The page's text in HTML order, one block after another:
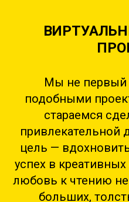
Мы не первый
подобными
стараемся
цель —
успех в
любовь к чтению
больших,